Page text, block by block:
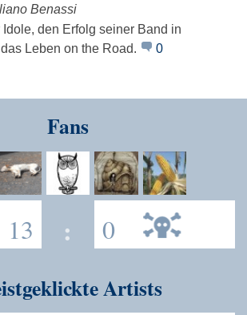
Benassi
Idole, den Erfolg seiner Band in
Leben on the Road.
0
Fans
13 : 0
Artists